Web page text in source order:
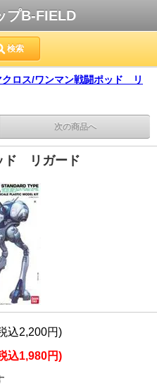
プB-FIELD
検索
クロス/ワンマン戦闘ポッド リ
次の商品へ
ド リガード
込2,200円)
込1,980円)